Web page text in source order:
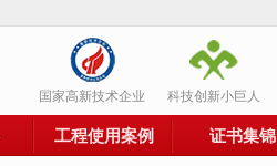
国家高新技术企业 科技创新小巨人
工程使用案例 证书集锦